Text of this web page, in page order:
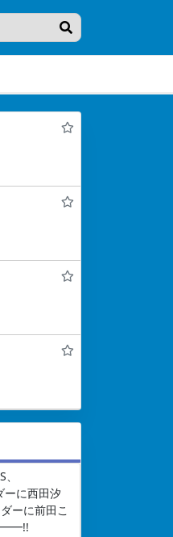
ーに西田汐
ーに前田こ